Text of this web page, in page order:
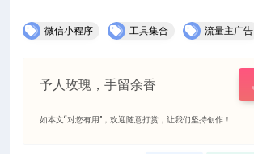
微信小程序 工具集合 流量主广告
予人玫瑰，手留余香
如本文“对您有用”，欢迎随意打赏，让我们坚持创作！